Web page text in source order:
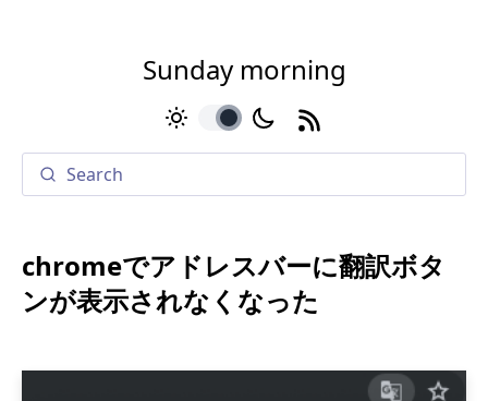
Sunday morning
toggle
chromeでアドレスバーに翻訳ボタ
ンが表示されなくなった